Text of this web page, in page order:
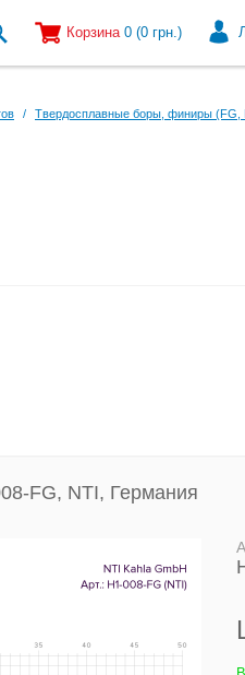
Корзина 0 (0 грн.)
/ Твердосплавные боры, финиры (FG,
FG, NTI, Германия